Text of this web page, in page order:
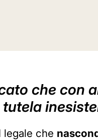
che con
legale che